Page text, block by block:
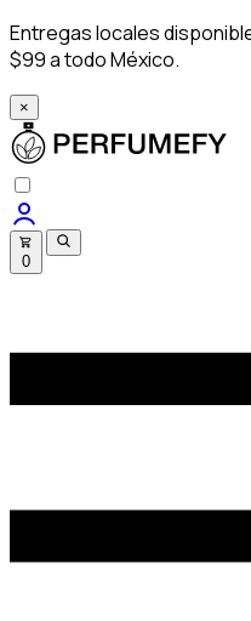
Entregas locales
$99 a todo México.
×
0